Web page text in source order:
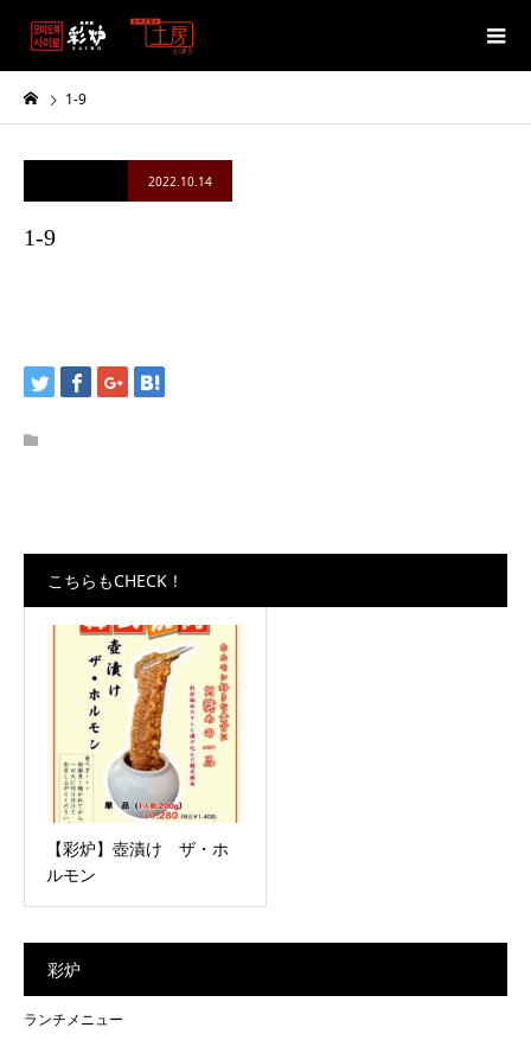
1-9
2022.10.14
1-9
こちらもCHECK！
【彩炉】壺漬け ザ・ホ
ルモン
彩炉
ランチメニュー